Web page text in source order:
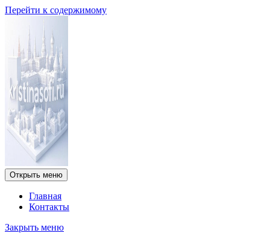
Перейти к содержимому
Открыть меню
Главная
Контакты
Закрыть меню